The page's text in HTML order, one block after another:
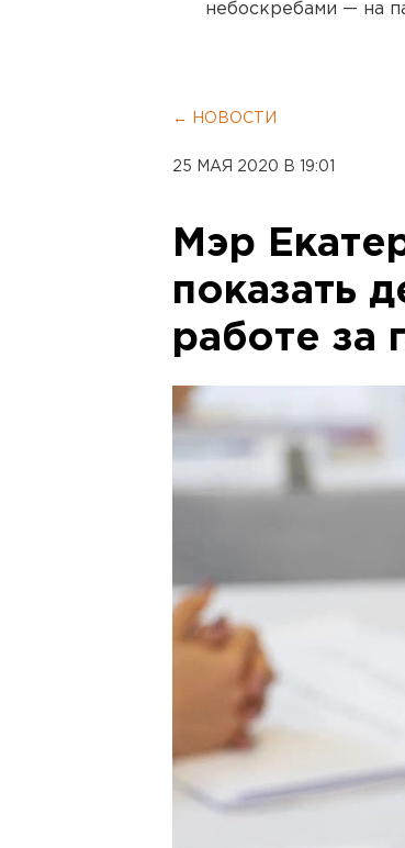
небоскребами — на
← НОВОСТИ
25 МАЯ 2020 В 19:01
Мэр
показать
работе за